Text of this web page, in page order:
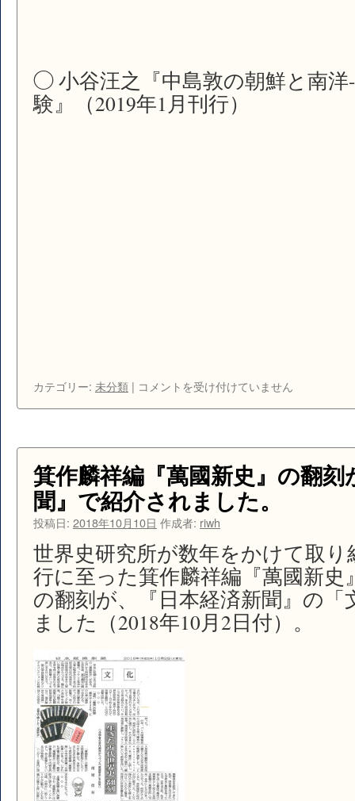
◯ 小谷汪之『中島敦の朝鮮と南
験』（2019年1月刊行）
カテゴリー: 未分類 | シ
「日
本
の
中
の
世
界
史」
刊
行
は
コメントを受け付けていません
箕作麟祥編『萬國新史』の翻刻
聞』で紹介されました。
投稿日: 2018年10月10日 作成者: riwh
世界史研究所が数年をかけて取り
行に至った箕作麟祥編『萬國新史
の翻刻が、『日本経済新聞』の「
ました（2018年10月2日付）。